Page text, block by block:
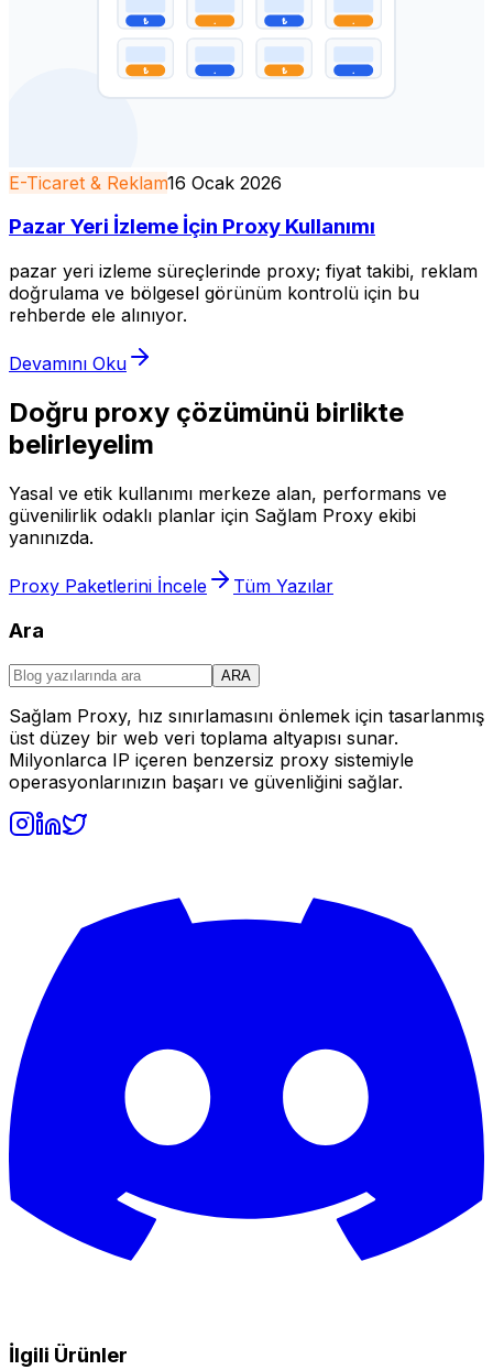
E-Ticaret & Reklam16 Ocak 2026
Pazar Yeri İzleme İçin Proxy Kullanımı
pazar yeri izleme süreçlerinde proxy; fiyat takibi, reklam
doğrulama ve bölgesel görünüm kontrolü için bu
rehberde ele alınıyor.
Devamını Oku
Doğru proxy çözümünü birlikte
belirleyelim
Yasal ve etik kullanımı merkeze alan, performans ve
güvenilirlik odaklı planlar için Sağlam Proxy ekibi
yanınızda.
Proxy Paketlerini İncele Tüm Yazılar
Ara
ARA
Sağlam Proxy, hız sınırlamasını önlemek için tasarlanmış
üst düzey bir web veri toplama altyapısı sunar.
Milyonlarca IP içeren benzersiz proxy sistemiyle
operasyonlarınızın başarı ve güvenliğini sağlar.
İlgili Ürünler